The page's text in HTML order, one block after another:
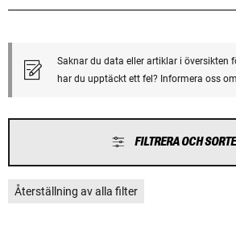
Saknar du data eller artiklar i översikten
har du upptäckt ett fel? Informera oss
FILTRERA OCH
Återställning av alla filter